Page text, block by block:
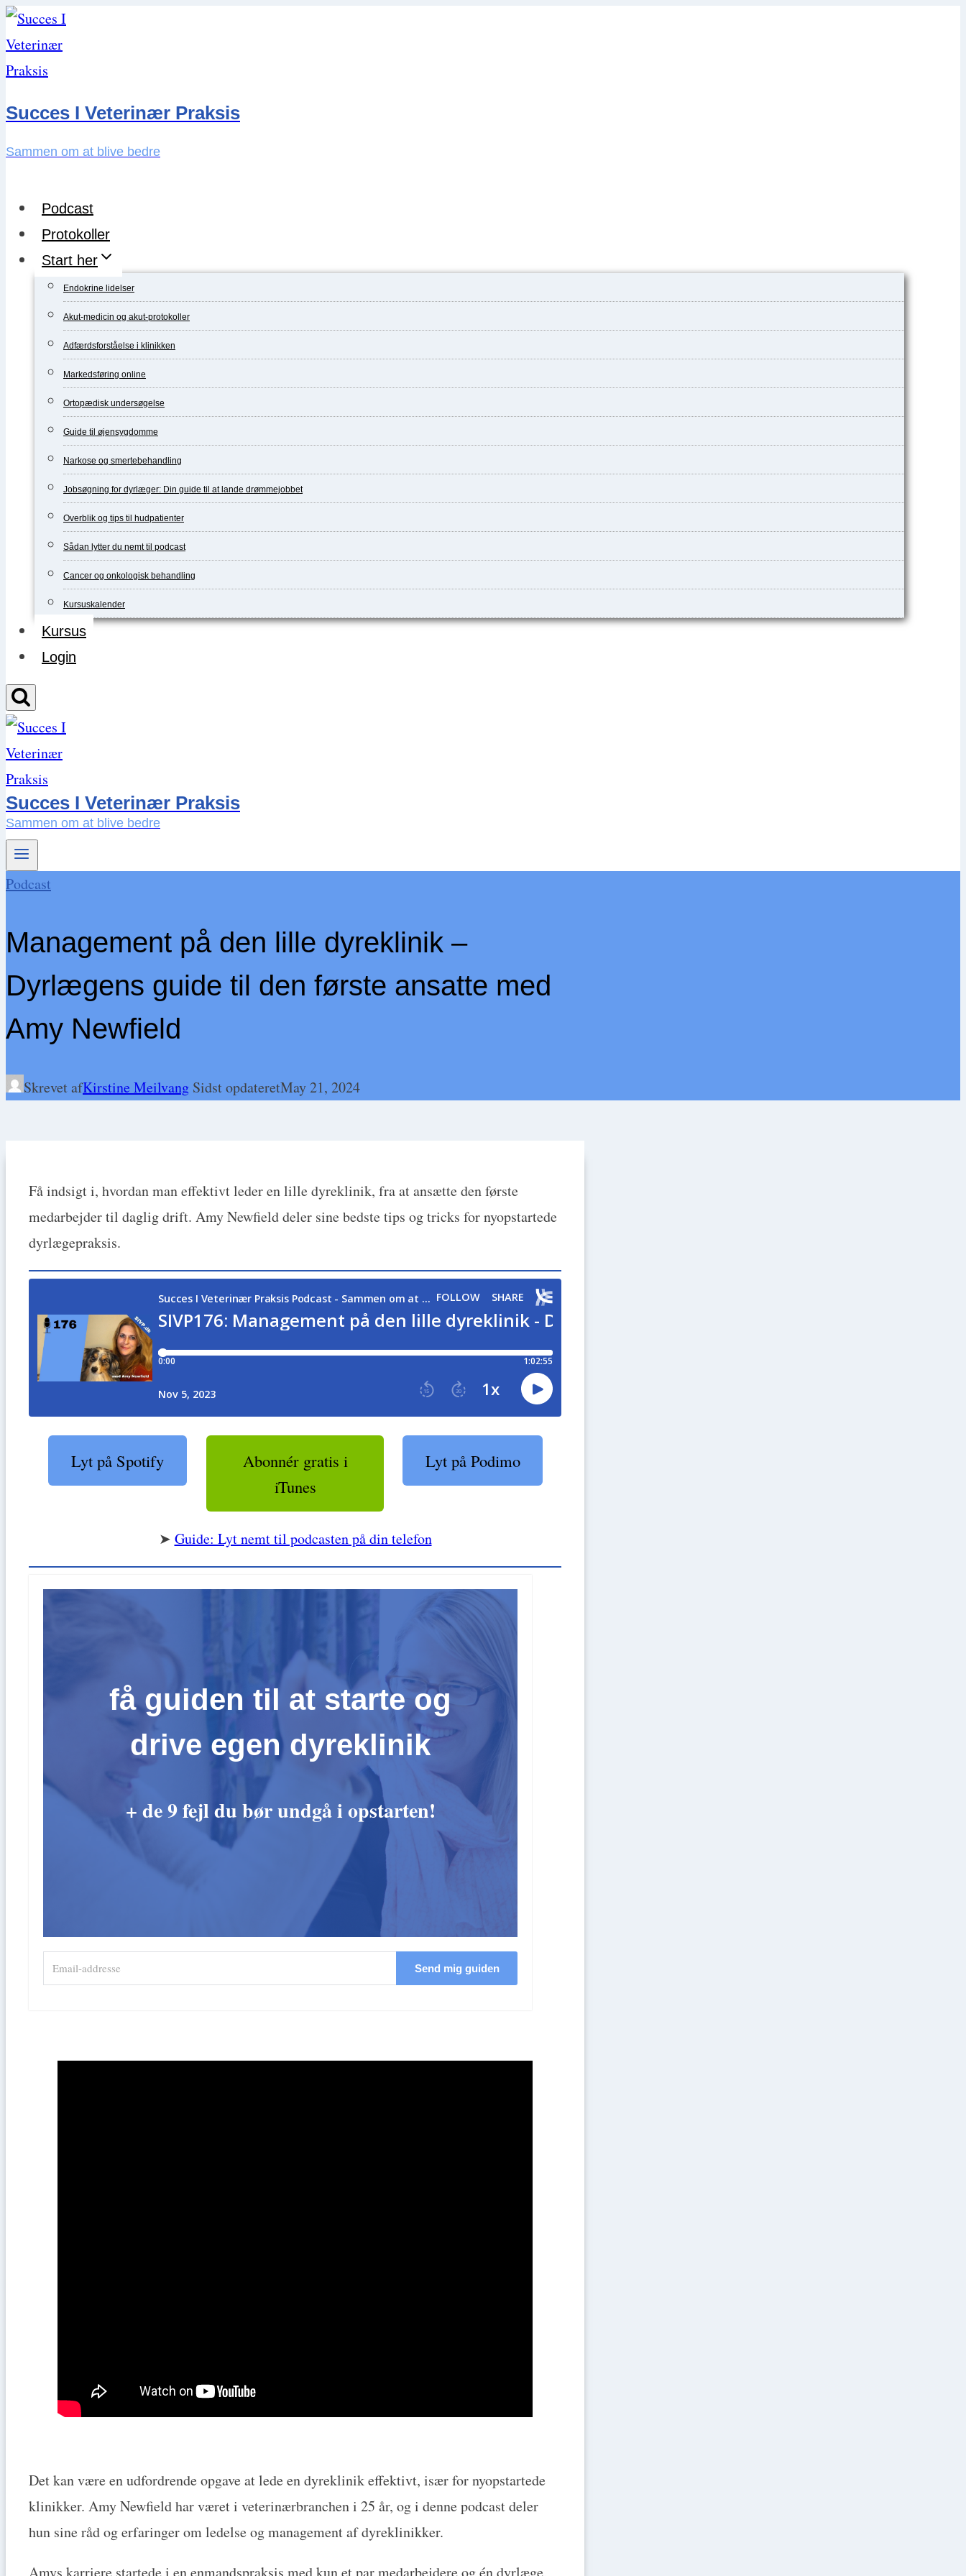
Skip
to
content
Succes I Veterinær Praksis
Sammen om at blive bedre
Podcast
Protokoller
Start her
Endokrine lidelser
Akut-medicin og akut-protokoller
Adfærdsforståelse i klinikken
Markedsføring online
Ortopædisk undersøgelse
Guide til øjensygdomme
Narkose og smertebehandling
Jobsøgning for dyrlæger: Din guide til at lande drømmejobbet
Overblik og tips til hudpatienter
Sådan lytter du nemt til podcast
Cancer og onkologisk behandling
Kursuskalender
Kursus
Login
Succes I Veterinær Praksis
Sammen om at blive bedre
Podcast
Management på den lille dyreklinik –
Dyrlægens guide til den første ansatte med
Amy Newfield
Skrevet afKirstine Meilvang Sidst opdateretMay 21, 2024
Få indsigt i, hvordan man effektivt leder en lille dyreklinik, fra at ansætte den første
medarbejder til daglig drift. Amy Newfield deler sine bedste tips og tricks for nyopstartede
dyrlægepraksis.
Lyt på Spotify
Abonnér gratis i
iTunes
Lyt på Podimo
➤ Guide: Lyt nemt til podcasten på din telefon
få guiden til at starte og
drive egen dyreklinik
+ de 9 fejl du bør undgå i opstarten!
Send mig guiden
Det kan være en udfordrende opgave at lede en dyreklinik effektivt, især for nyopstartede
klinikker. Amy Newfield har været i veterinærbranchen i 25 år, og i denne podcast deler
hun sine råd og erfaringer om ledelse og management af dyreklinikker.
Amys karriere startede i en enmandspraksis med kun et par medarbejdere og én dyrlæge,